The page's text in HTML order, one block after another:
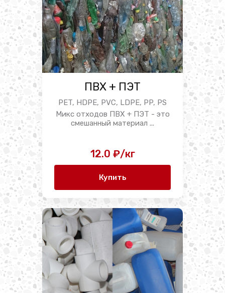
ПВХ + ПЭТ
PET, HDPE, PVC, LDPE, PP, PS
Микс отходов ПВХ + ПЭТ - это
смешанный материал ...
12.0 ₽/кг
Купить